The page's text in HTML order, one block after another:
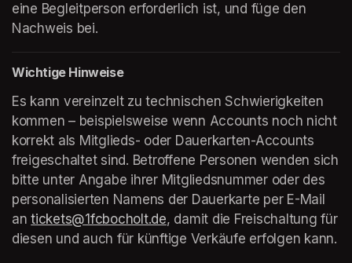
eine Begleitperson erforderlich ist, und füge den
Nachweis bei.
Wichtige Hinweise
Es kann vereinzelt zu technischen Schwierigkeiten
kommen – beispielsweise wenn Accounts noch nicht
korrekt als Mitglieds- oder Dauerkarten-Accounts
freigeschaltet sind. Betroffene Personen wenden sich
bitte unter Angabe ihrer Mitgliedsnummer oder des
personalisierten Namens der Dauerkarte per E-Mail
an tickets@1fcbocholt.de(opens in a new tab)
, damit die Freischaltung für
diesen und auch für künftige Verkäufe erfolgen kann.